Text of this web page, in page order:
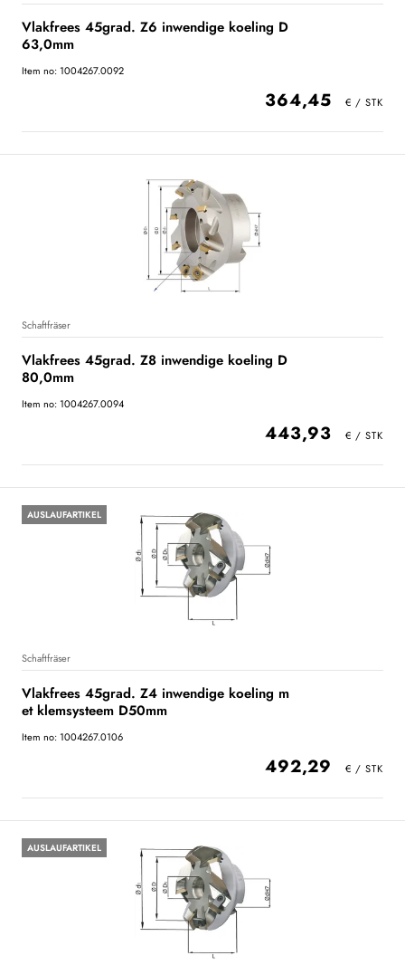
Vlakfrees 45grad. Z6 inwendige koeling D
63,0mm
Item no: 1004267.0092
364,45
Schaftfräser
Vlakfrees 45grad. Z8 inwendige koeling D
80,0mm
Item no: 1004267.0094
443,93
AUSLAUFARTIKEL
Schaftfräser
Vlakfrees 45grad. Z4 inwendige koeling m
et klemsysteem D50mm
Item no: 1004267.0106
492,29
AUSLAUFARTIKEL